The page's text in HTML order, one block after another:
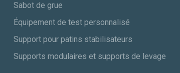
Sabot de grue
Équipement de test personnalisé
Support pour patins stabilisateurs
Supports modulaires et supports de levage